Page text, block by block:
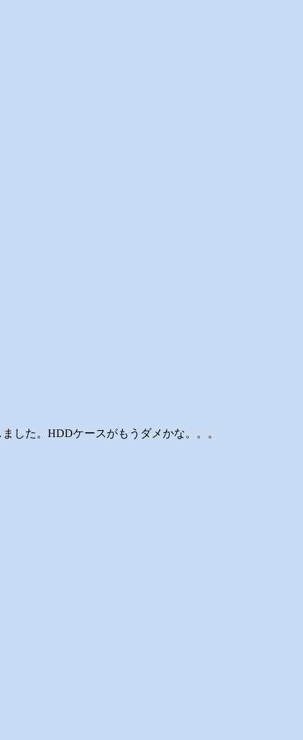
した。HDDケースがもうダメかな。。。